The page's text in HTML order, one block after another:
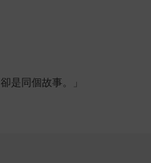
是同個故事。」